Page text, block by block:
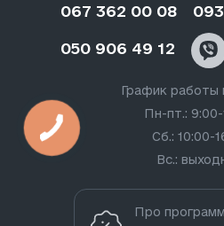
067 362 00 08
050 906 49 12
График работы
Пн-пт.: 9:00-
Сб.: 10:00-
Вс.:
Про